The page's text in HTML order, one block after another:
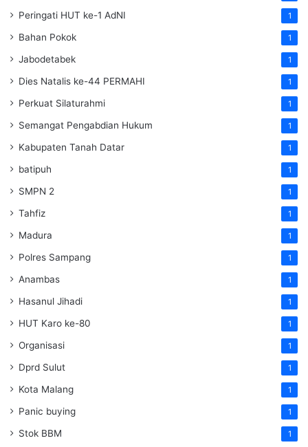
Peringati HUT ke-1 AdNI 1
Bahan Pokok 1
Jabodetabek 1
Dies Natalis ke-44 PERMAHI 1
Perkuat Silaturahmi 1
Semangat Pengabdian Hukum 1
Kabupaten Tanah Datar 1
batipuh 1
SMPN 2 1
Tahfiz 1
Madura 1
Polres Sampang 1
Anambas 1
Hasanul Jihadi 1
HUT Karo ke-80 1
Organisasi 1
Dprd Sulut 1
Kota Malang 1
Panic buying 1
Stok BBM 1